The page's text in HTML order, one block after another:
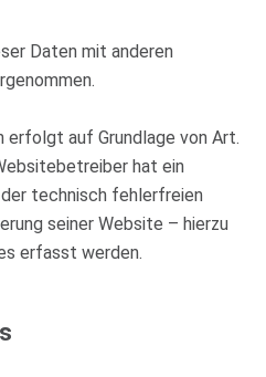
Daten mit anderen
erfolgt auf Grundlage von Art.
hat ein
technisch fehlerfreien
seiner Website – hierzu
erfasst werden.